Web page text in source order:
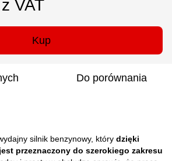
VAT
Kup
Do porównania
silnik benzynowy, który dzięki
przeznaczony do szerokiego zakresu